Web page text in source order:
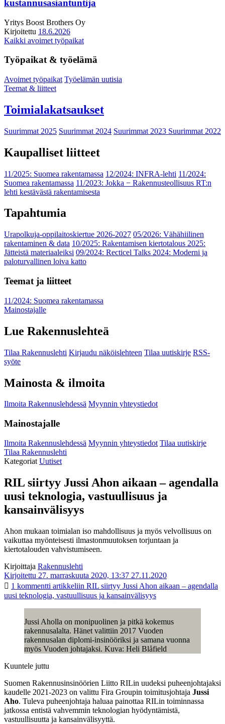
kustannusasiantuntija
Yritys Boost Brothers Oy
Kirjoitettu 18.6.2026
Kaikki avoimet työpaikat
Työpaikat & työelämä
Avoimet työpaikat Työelämän uutisia
Teemat & liitteet
Toimialakatsaukset
Suurimmat 2025 Suurimmat 2024 Suurimmat 2023 Suurimmat 2022
Kaupalliset liitteet
11/2025: Suomea rakentamassa 12/2024: INFRA-lehti 11/2024:
Suomea rakentamassa 11/2023: Jokka − Rakennusteollisuus RT:n
lehti kestävästä rakentamisesta
Tapahtumia
Urapolkuja-oppilaitoskiertue 2026-2027 05/2026: Vähähiilinen
rakentaminen & data 10/2025: Rakentamisen kiertotalous 2025:
Jätteistä materiaaleiksi 09/2024: Recticel Talks 2024: Moderni ja
paloturvallinen loiva katto
Teemat ja liitteet
11/2024: Suomea rakentamassa
Mainostajalle
Lue Rakennuslehteä
Tilaa Rakennuslehti Kirjaudu näköislehteen Tilaa uutiskirje RSS-
syöte
Mainosta & ilmoita
Ilmoita Rakennuslehdessä Myynnin yhteystiedot
Mainostajalle
Ilmoita Rakennuslehdessä Myynnin yhteystiedot Tilaa uutiskirje
Tilaa Rakennuslehti
Kategoriat Uutiset
RIL siirtyy Jussi Ahon aikaan – agendalla
uusi teknologia, vastuullisuus ja
kansainvälisyys
Ahon mukaan toimialan iso mahdollisuus ja myös velvollisuus on
vaikuttaa myönteisesti ilmastonmuutoksen torjuntaan ja
kiertotalouden vahvistumiseen.
Kirjoittaja Rakennuslehti
Kirjoitettu 27. marraskuuta 2020, 13:37 27.11.2020
1 kommentti artikkeliin RIL siirtyy Jussi Ahon aikaan – agendalla
uusi teknologia, vastuullisuus ja kansainvälisyys
Jussi Aholla on monipuolinen ja pitkä kokemus
rakennusalalta. Hänet valittiin 2017 Vuoden
rakennusalan diplomi-insinööriksi ja samana vuonna
myös Vuoden johtajaksi. Kuva: Heli Blåfield
Kuuntele juttu
Suomen Rakennusinsinöörien Liitto RILin uudeksi puheenjohtajaksi
kaudelle 2021-2023 on valittu Fira Groupin toimitusjohtaja Jussi
Aho. Tuleva puheenjohtaja haluaa painottaa RILin toiminnassa
jatkossa entistä vahvemmin teknologian hyödyntämistä,
vastuullisuutta ja kansainvälisyyttä.